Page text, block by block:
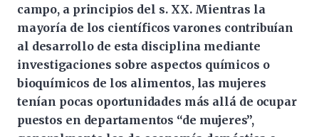
campo, a principios del s. XX. Mientras la
mayoría de los científicos varones contribuían
al desarrollo de esta disciplina mediante
investigaciones sobre aspectos químicos o
bioquímicos de los alimentos, las mujeres
tenían pocas oportunidades más allá de ocupar
puestos en departamentos “de mujeres”,